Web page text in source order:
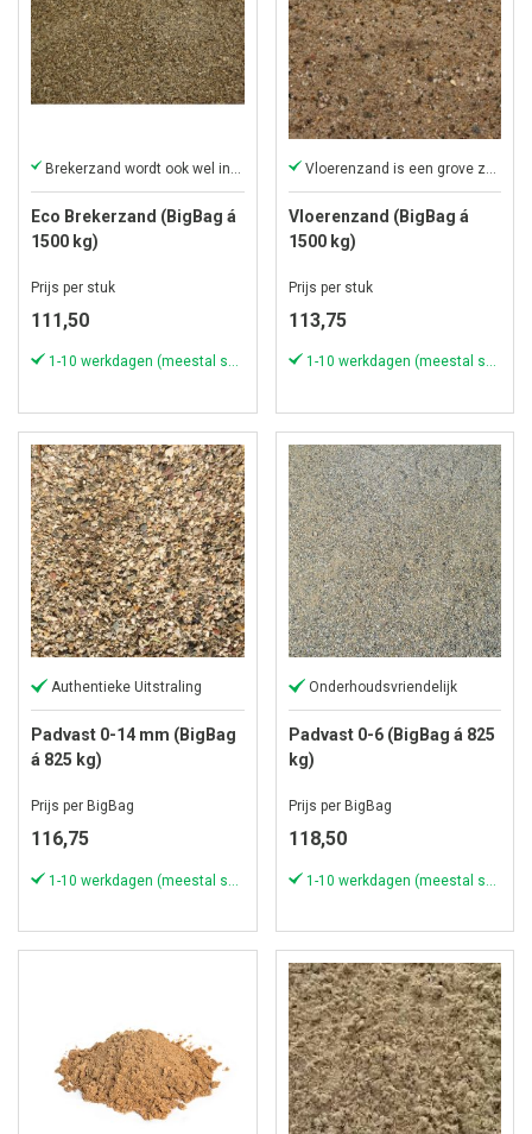
Eco Brekerzand (BigBag á
1500 kg)
Prijs per stuk
111,50
1-10 werkdagen (meestal sneller)
Vloerenzand (BigBag á
1500 kg)
Prijs per stuk
113,75
1-10 werkdagen (meestal sneller)
Authentieke Uitstraling
Padvast 0-14 mm (BigBag
á 825 kg)
Prijs per BigBag
116,75
Onderhoudsvriendelijk
Padvast 0-6 (BigBag á 825
kg)
Prijs per BigBag
118,50